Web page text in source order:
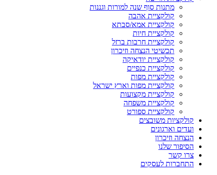
מתנות סוף שנה למורות וגננות
קולקציית אהבה
קולקציית אמא/סבתא
קולקציית חיות
קולקציית חרבות ברזל
תכשיטי הנצחה וזיכרון
קולקציית יודאיקה
קולקציית כנפיים
קולקציית מפות
קולקציית מפות וארץ ישראל
קולקציית מקצועות
קולקציית משפחה
קולקציית ספורט
קולקציות משובצים
ועדים וארגונים
הנצחה וזיכרון
הסיפור שלנו
צרו קשר
התחברות לעסקים